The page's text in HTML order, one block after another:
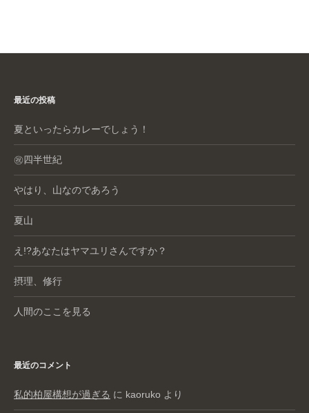
最近の投稿
夏といったらカレーでしょう！
㊗️四半世紀
やはり、山なのであろう
夏山
え!?あなたはヤマユリさんですか？
摂理、修行
人間のここを見る
最近のコメント
私的柏屋構想が過ぎる に kaoruko より